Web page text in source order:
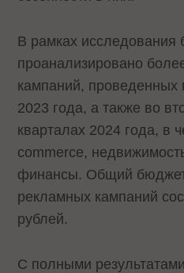
В рамках исследования
проанализировано
кампаний, проведенных
2023 года, а также во
кварталах 2024 года, в
commerce,
финансы. Общий
рекламных кампаний
рублей.
С полными